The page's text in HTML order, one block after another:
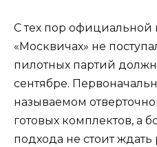
С тех пор
«Москвичах» не
пилотных партий
сентябре.
называемом
готовых комплектов, а
подхода не стоит